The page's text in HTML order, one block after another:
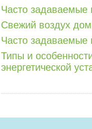
Часто задаваемые
Свежий воздух
Часто задаваемые
Типы и
энергетической